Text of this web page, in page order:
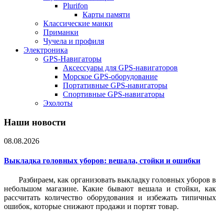
Plurifon
Карты памяти
Классические манки
Приманки
Чучела и профиля
Электроника
GPS-Навигаторы
Аксессуары для GPS-навигаторов
Морское GPS-оборудование
Портативные GPS-навигаторы
Спортивные GPS-навигаторы
Эхолоты
Наши новости
08.08.2026
Выкладка головных уборов: вешала, стойки и ошибки
Разбираем, как организовать выкладку головных уборов в
небольшом магазине. Какие бывают вешала и стойки, как
рассчитать количество оборудования и избежать типичных
ошибок, которые снижают продажи и портят товар.